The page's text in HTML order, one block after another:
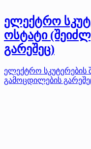
ელექტრო
ოსტატი
გარეშეც)
ელექტრო სკუტერების
გამოცდილების